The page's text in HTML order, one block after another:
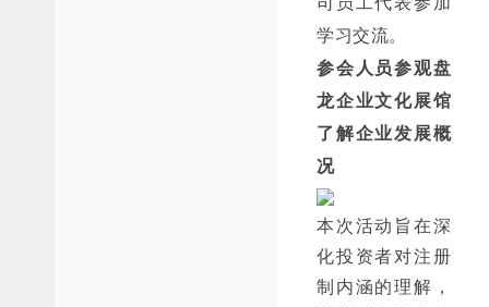
学习交流。
参会人员参观盘
龙企业文化展馆
了解企业发展概
况
本次活动旨在深
化投资者对注册
制内涵的理解，